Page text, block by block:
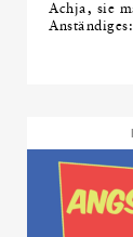
Achja, sie